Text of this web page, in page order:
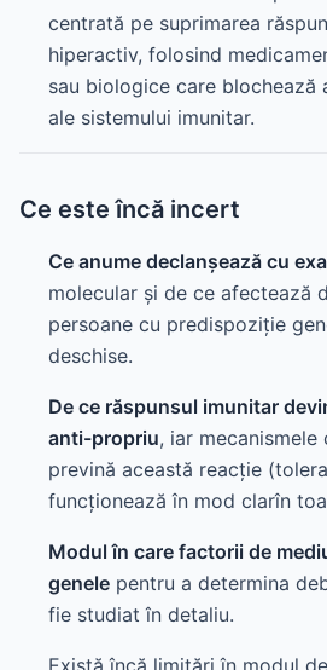
centrată pe suprimarea
hiperactiv, folosind
sau biologice care blochează
ale sistemului imunitar.
Ce este încă incert
Ce anume declanșează cu
molecular și de ce afectează
persoane cu predispoziție
deschise.
De ce răspunsul imunitar
anti-propriu, iar mecanismele
prevină această reacție
funcționează în mod clarîn
Modul în care factorii de
genele pentru a determina
fie studiat în detaliu.
Există încă limitări în modul